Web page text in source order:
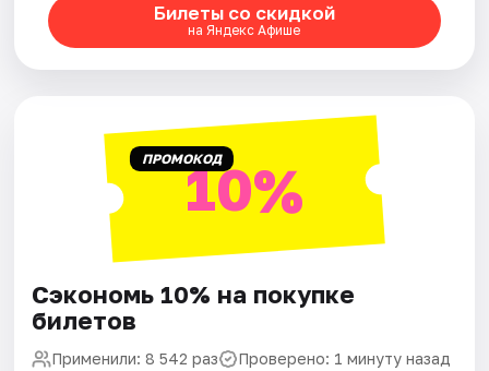
Билеты со скидкой
на Яндекс Афише
ПРОМОКОД10%
Сэкономь 10% на покупке
билетов
Применили: 8 542 раз Проверено: 1 минуту назад